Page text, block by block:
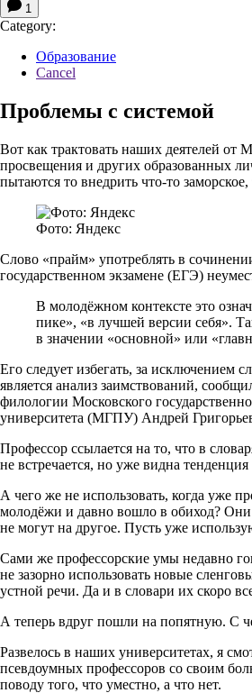
1
Category:
Образование
Cancel
Проблемы с системой
Вот как трактовать наших деятелей от
просвещения и других образованных
пытаются то внедрить что-то заморское,
Фото: Яндекс
Слово «прайм» употреблять в
государственном экзамене (ЕГЭ)
В молодёжном контексте это
пике», «в лучшей версии себя».
в значении «основной» или
Его следует избегать, за исключением
является анализ заимствований,
филологии Московского
университета (МГПУ) Андрей
Профессор ссылается на то, что в
не встречается, но уже видна тенденция
А чего же не использовать, когда уже
молодёжи и давно вошло в обиход? Они
не могут на другое. Пусть уже
Сами же профессорские умы недавно
не зазорно использовать новые
устной речи. Да и в словари их скоро
А теперь вдруг пошли на попятную. С
Развелось в наших университетах, я
псевдоумных профессоров со своим
поводу того, что уместно, а что нет.